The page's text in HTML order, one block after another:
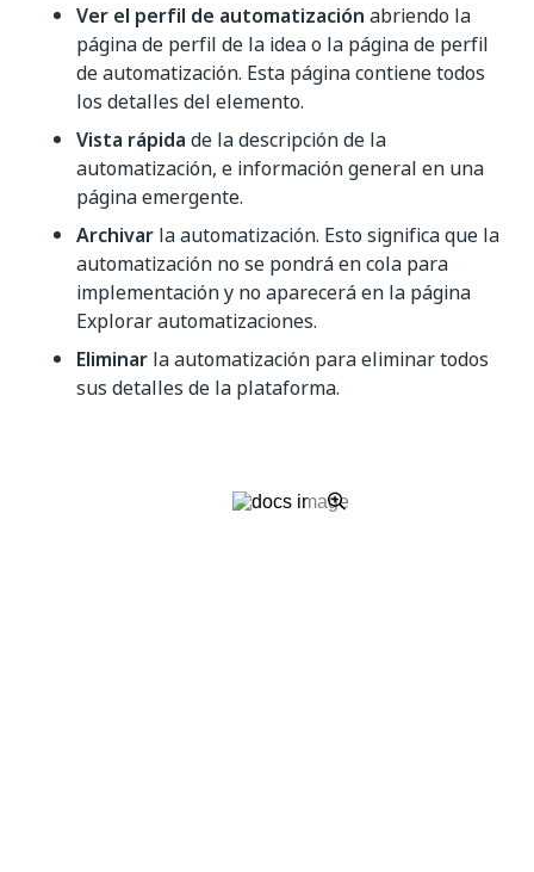
Ver el perfil de automatización abriendo la
página de perfil de la idea o la página de perfil
de automatización. Esta página contiene todos
los detalles del elemento.
Vista rápida de la descripción de la
automatización, e información general en una
página emergente.
Archivar la automatización. Esto significa que la
automatización no se pondrá en cola para
implementación y no aparecerá en la página
Explorar automatizaciones.
Eliminar la automatización para eliminar todos
sus detalles de la plataforma.